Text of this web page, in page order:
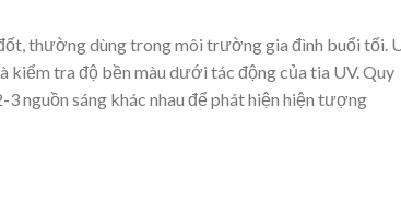
thường dùng trong môi trường gia đình buổi tối.
kiểm tra độ bền màu dưới tác động của tia UV. Quy
nguồn sáng khác nhau để phát hiện hiện tượng